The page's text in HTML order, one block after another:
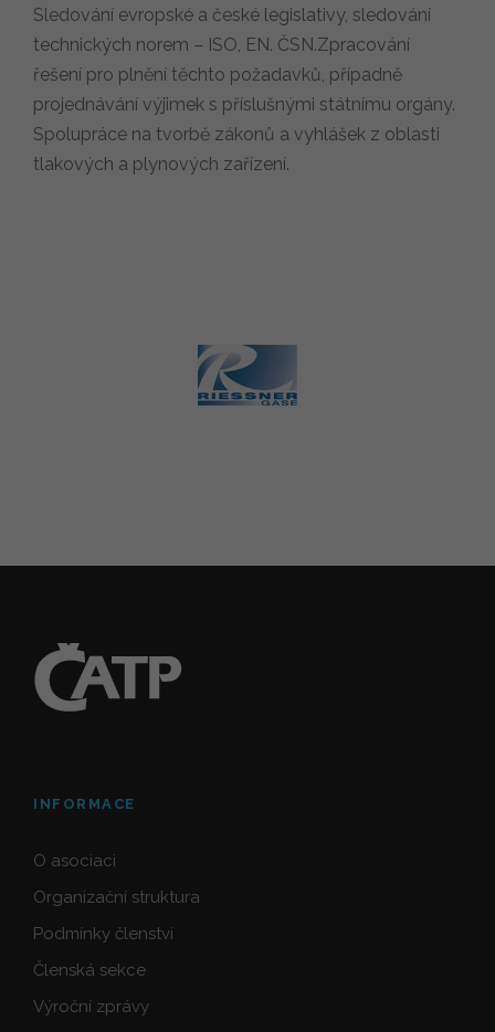
Sledování evropské a české legislativy, sledování
technických norem – ISO, EN. ČSN.Zpracování
řešení pro plnění těchto požadavků, případně
projednávání výjimek s příslušnými státnímu orgány.
Spolupráce na tvorbě zákonů a vyhlášek z oblasti
tlakových a plynových zařízení.
INFORMACE
O asociaci
Organizační struktura
Podmínky členství
Členská sekce
Výroční zprávy